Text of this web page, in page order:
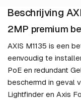
Beschrijving
2MP premium
AXIS M1135 is een
eenvoudig te
PoE en redundant
beschermd in geval
Lightfinder en Axis